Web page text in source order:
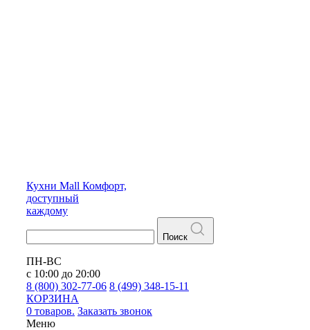
Кухни Mall Комфорт,
доступный
каждому
Поиск
ПН-ВС
с 10:00 до 20:00
8 (800) 302-77-06 8 (499) 348-15-11
КОРЗИНА
0 товаров. Заказать звонок
Меню